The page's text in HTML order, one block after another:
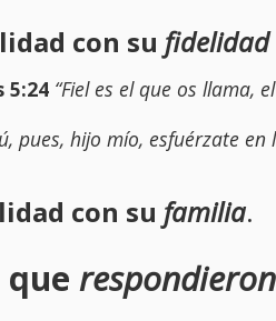
con su fidelidad
5:24 “Fiel es el que os llama,
pues, hijo mío, esfuérzate en
con su familia.
que respondieron